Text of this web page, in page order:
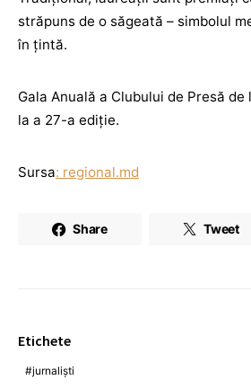
străpuns de o săgeată – simbolul
în ţintă.
Gala Anuală a Clubului de Presă
la a 27-a ediție.
Sursa: regional.md
Share Tweet
Etichete
jurnaliști